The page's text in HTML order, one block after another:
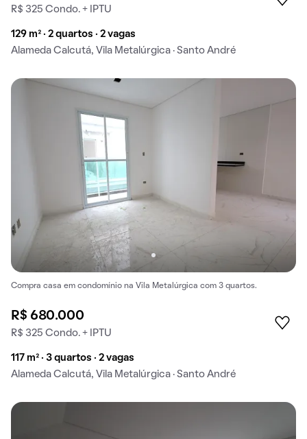
R$ 325 Condo. + IPTU
129 m² · 2 quartos · 2 vagas
Alameda Calcutá, Vila Metalúrgica · Santo André
Compra casa em condomínio na Vila Metalúrgica com 3 quartos.
R$ 680.000
R$ 325 Condo. + IPTU
117 m² · 3 quartos · 2 vagas
Alameda Calcutá, Vila Metalúrgica · Santo André